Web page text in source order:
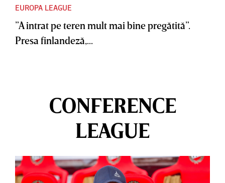
EUROPA LEAGUE
”A intrat pe teren mult mai bine pregătită”.
Presa finlandeză,...
CONFERENCE
LEAGUE